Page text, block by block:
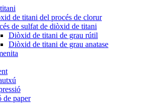
de titani del procés de clorur
de sulfat de diòxid de titani
Diòxid de titani de grau rútil
Diòxid de titani de grau anatase
de paper